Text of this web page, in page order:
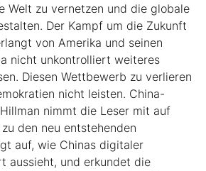
Welt zu vernetzen und die globale
Der Kampf um die Zukunft
von Amerika und seinen
nicht unkontrolliert weiteres
Diesen Wettbewerb zu verlieren
nicht leisten. China-
nimmt die Leser mit auf
den neu entstehenden
auf, wie Chinas digitaler
aussieht, und erkundet die